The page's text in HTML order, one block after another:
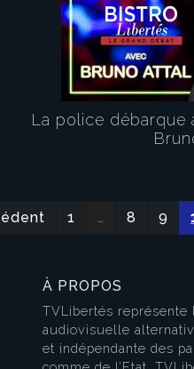
La police débarque
1 … 8 9
À PROPOS
TVLibertés représente
audiovisuelle
et indépendante des